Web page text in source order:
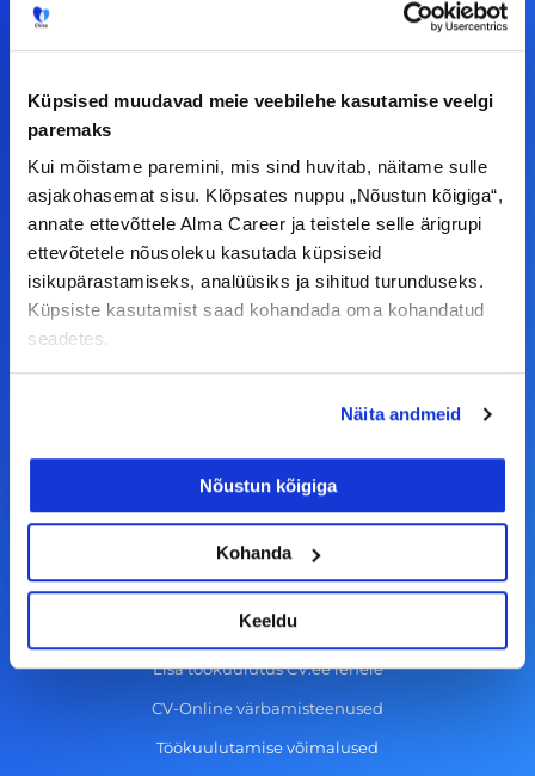
Küpsised muudavad meie veebilehe kasutamise veelgi
paremaks
Kui mõistame paremini, mis sind huvitab, näitame sulle
asjakohasemat sisu. Klõpsates nuppu „Nõustun kõigiga“,
annate ettevõttele Alma Career ja teistele selle ärigrupi
ettevõtetele nõusoleku kasutada küpsiseid
isikupärastamiseks, analüüsiks ja sihitud turunduseks.
Küpsiste kasutamist saad kohandada oma kohandatud
seadetes.
Näita andmeid
Nõustun kõigiga
Kohanda
Keeldu
Tööelublogi.ee lehelt leiad kõik vajaliku, et olla
kursis tööturu uudistega. Kui sul on
teha koostööd, siis võta meiega julgelt ühendust.
F
a
c
e
o
k
f
I
n
s
t
g
a
m
L
i
n
k
d
n
Y
o
u
t
b
e
© Alma Career Estonia OÜ
Aktiveeri tööpakkumiste teavitus
KKK
Kasutustingimused
Tööandjale
Lisa töökuulutus CV.ee lehele
CV-Online värbamisteenused
Töökuulutamise võimalused